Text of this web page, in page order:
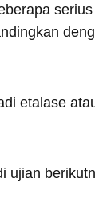
etalase
ujian